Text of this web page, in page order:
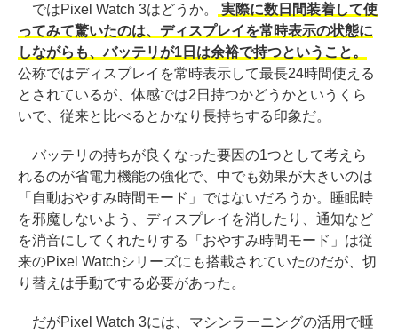
ではPixel Watch 3はどうか。
実際に数日間装着して使
ってみて驚いたのは、ディスプレイを常時表示の状態に
しながらも、バッテリが1日は余裕で持つということ。
公称ではディスプレイを常時表示して最長24時間使える
とされているが、体感では2日持つかどうかというくら
いで、従来と比べるとかなり長持ちする印象だ。
バッテリの持ちが良くなった要因の1つとして考えら
れるのが省電力機能の強化で、中でも効果が大きいのは
「自動おやすみ時間モード」ではないだろうか。睡眠時
を邪魔しないよう、ディスプレイを消したり、通知など
を消音にしてくれたりする「おやすみ時間モード」は従
来のPixel Watchシリーズにも搭載されていたのだが、切
り替えは手動でする必要があった。
だがPixel Watch 3には、マシンラーニングの活用で睡